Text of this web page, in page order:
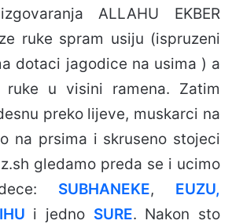
ALLAHU EKBER
ruke spram usiju (ispruzeni
dotaci jagodice na usima ) a
ruke u visini ramena. Zatim
preko lijeve, muskarci na
na prsima i skruseno stojeci
gledamo preda se i ucimo
SUBHANEKE, EUZU,
i jedno SURE. Nakon sto